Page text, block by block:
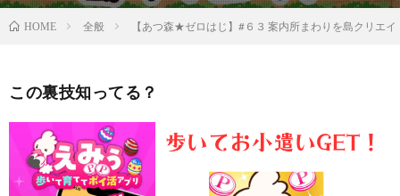
HOME 全般 【あつ森★ゼロはじ】#６３ 案内所まわりを島クリエ
この裏技知ってる？